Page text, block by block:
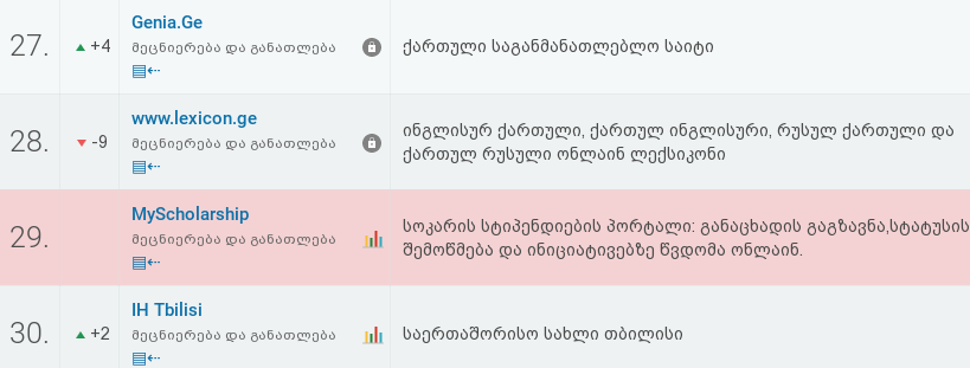
უარყოფა
27. +4
Genia.Ge
მეცნიერება და განათლება
▤⇠
ქართული საგანმანათლებლო საიტი
28. -9
www.lexicon.ge
მეცნიერება და განათლება
▤⇠
ინგლისურ ქართული, ქართულ ინგლისური, რუსულ ქართული და
ქართულ რუსული ონლაინ ლექსიკონი
29.
MyScholarship
მეცნიერება და განათლება
▤⇠
სოკარის სტიპენდიების პორტალი: განაცხადის გაგზავნა,სტატუსის
შემოწმება და ინიციატივებზე წვდომა ონლაინ.
30. +2
IH Tbilisi
მეცნიერება და განათლება
▤⇠
საერთაშორისო სახლი თბილისი